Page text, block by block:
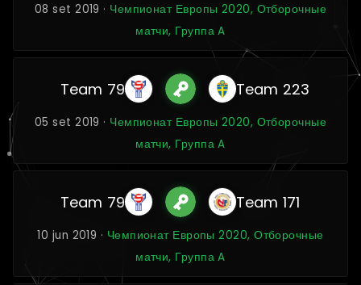
08 set 2019 · Чемпионат Европы 2020, Отборочные
матчи, Группа A
Team 79 Team 223
05 set 2019 · Чемпионат Европы 2020, Отборочные
матчи, Группа A
Team 79 Team 171
10 jun 2019 · Чемпионат Европы 2020, Отборочные
матчи, Группа A